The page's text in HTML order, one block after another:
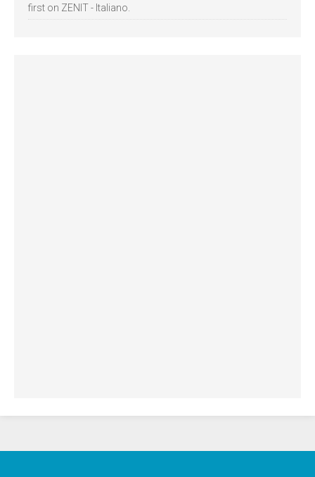
first on ZENIT - Italiano.